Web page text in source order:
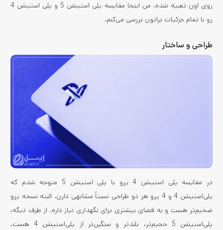
روی اون تعبیه شده. من اینجا مقایسه پلی استیشن 5 و پلی استیشن 4
رو با تمام جزئیات براتون بررسی می‌کنم.
طراحی و ساختار
در مقایسه پلی استیشن 4 پرو با پلی استیشن 5 متوجه شدم که
پلی‌استیشن 4 و 4 پرو هر دو طراحی نسبتاً مشابهی دارن. البته نسخه پرو
ضخیم‌تر هست و به فضای بیشتری برای نگهداری نیاز داره. از طرف دیگه،
پلی‌استیشن 5 حجیم‌تر، بلندتر و سنگین‌تر از پلی‌استیشن 4 هست.